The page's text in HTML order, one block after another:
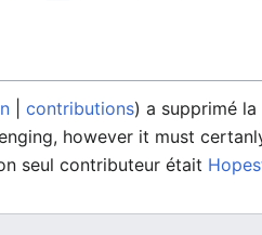
contributions a supprimé la
however it must
seul contributeur était